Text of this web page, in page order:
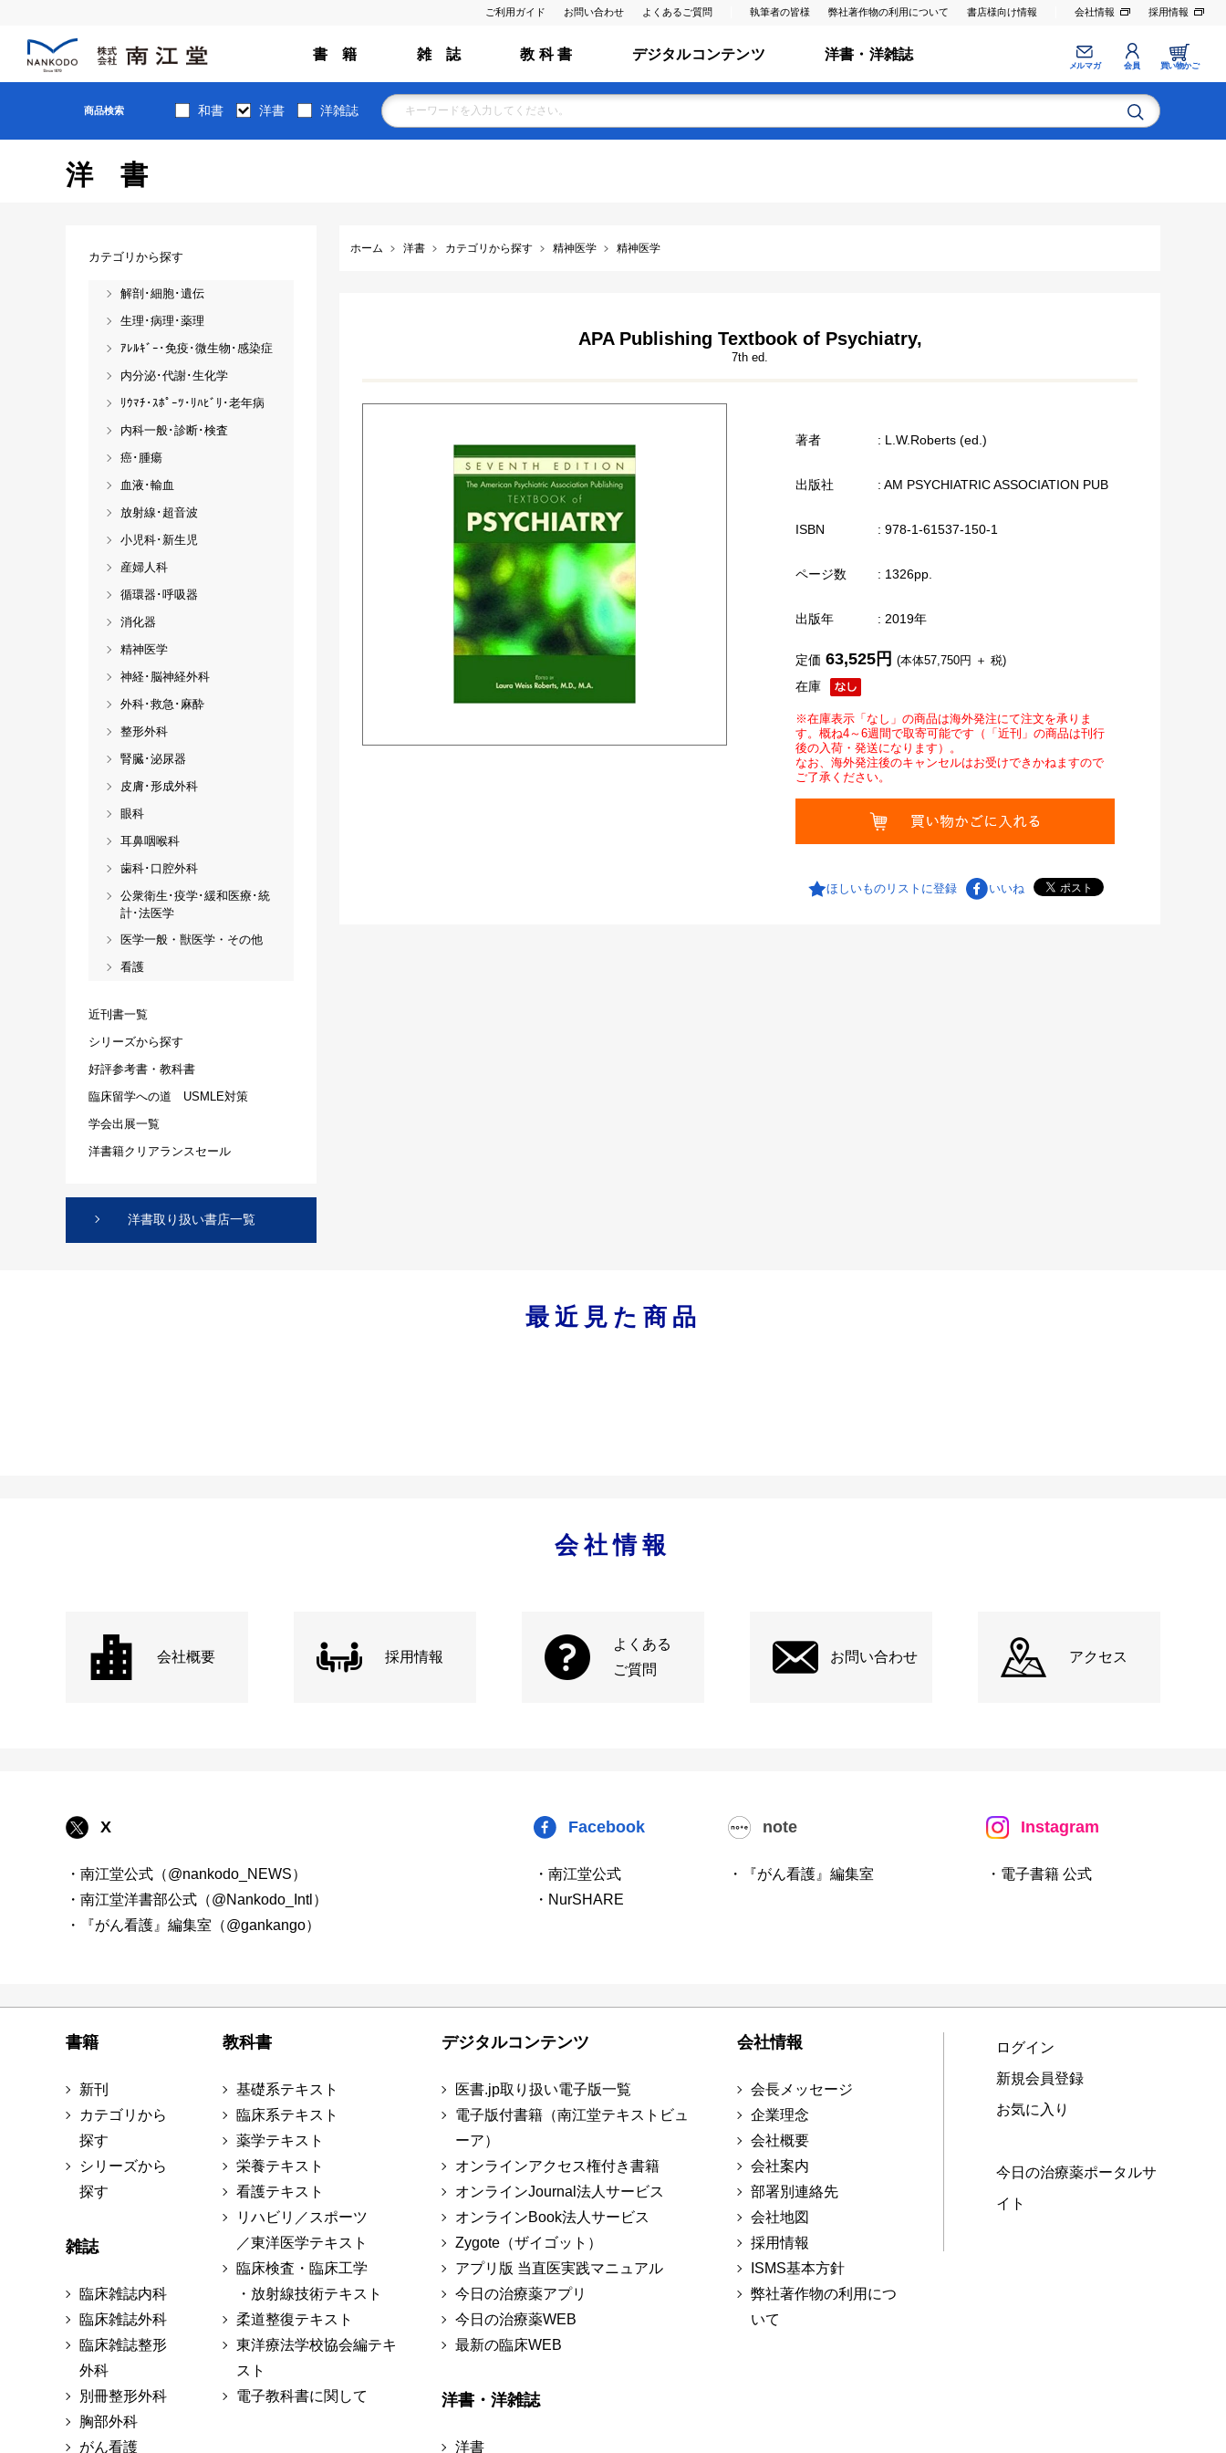
ご利用ガイド お問い合わせ よくあるご質問 執筆者の皆様 弊社著作物の利用について 書店様向け情報 会社情報 採用情報
書 籍 雑 誌 教 科 書 デジタルコンテンツ 洋書・洋雑誌
メルマガ 会員 買い物かご
商品検索 和書 洋書 洋雑誌
洋書
ホーム 洋書 カテゴリから探す 精神医学 精神医学
APA Publishing Textbook of Psychiatry,
7th ed.
著者 : L.W.Roberts (ed.)
出版社 : AM PSYCHIATRIC ASSOCIATION PUB
ISBN : 978-1-61537-150-1
ページ数 : 1326pp.
出版年 : 2019年
在庫
定価 63,525円 (本体57,750円 ＋ 税)
※在庫表示「なし」の商品は海外発注にて注文を承りま
す。概ね4～6週間で取寄可能です（「近刊」の商品は刊行
後の入荷・発送になります）。
なお、海外発注後のキャンセルはお受けできかねますので
ご了承ください。
ほしいものリストに登録 いいね
カテゴリから探す
解剖･細胞･遺伝
生理･病理･薬理
ｱﾚﾙｷﾞｰ･免疫･微生物･感染症
内分泌･代謝･生化学
ﾘｳﾏﾁ･ｽﾎﾟｰﾂ･ﾘﾊﾋﾞﾘ･老年病
内科一般･診断･検査
癌･腫瘍
血液･輸血
放射線･超音波
小児科･新生児
産婦人科
循環器･呼吸器
消化器
精神医学
神経･脳神経外科
外科･救急･麻酔
整形外科
腎臓･泌尿器
皮膚･形成外科
眼科
耳鼻咽喉科
歯科･口腔外科
公衆衛生･疫学･緩和医療･統
計･法医学
医学一般・獣医学・その他
看護
近刊書一覧
シリーズから探す
好評参考書・教科書
臨床留学への道 USMLE対策
学会出展一覧
洋書籍クリアランスセール
洋書取り扱い書店一覧
最近見た商品
会社情報
会社概要 採用情報
よくある
ご質問
お問い合わせ アクセス
X
・南江堂公式（@nankodo_NEWS）
・南江堂洋書部公式（@Nankodo_Intl）
・『がん看護』編集室（@gankango）
Facebook
・南江堂公式
・NurSHARE
note
・『がん看護』編集室
Instagram
・電子書籍 公式
書籍
新刊
カテゴリから
探す
シリーズから
探す
雑誌
臨床雑誌内科
臨床雑誌外科
臨床雑誌整形
外科
別冊整形外科
胸部外科
がん看護
教科書
基礎系テキスト
臨床系テキスト
薬学テキスト
栄養テキスト
看護テキスト
リハビリ／スポーツ
／東洋医学テキスト
臨床検査・臨床工学
・放射線技術テキスト
柔道整復テキスト
東洋療法学校協会編テキ
スト
電子教科書に関して
デジタルコンテンツ
医書.jp取り扱い電子版一覧
電子版付書籍（南江堂テキストビュ
ーア）
オンラインアクセス権付き書籍
オンラインJournal法人サービス
オンラインBook法人サービス
Zygote（ザイゴット）
アプリ版 当直医実践マニュアル
今日の治療薬アプリ
今日の治療薬WEB
最新の臨床WEB
洋書・洋雑誌
洋書
会社情報
会長メッセージ
企業理念
会社概要
会社案内
部署別連絡先
会社地図
採用情報
ISMS基本方針
弊社著作物の利用につ
いて
ログイン
新規会員登録
お気に入り
今日の治療薬ポータルサ
イト